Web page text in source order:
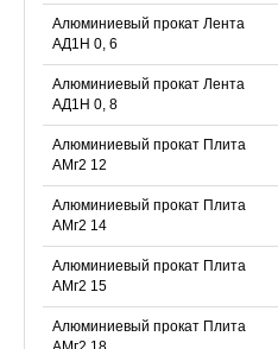
Алюминиевый прокат Лента
АД1Н 0, 6
Алюминиевый прокат Лента
АД1Н 0, 8
Алюминиевый прокат Плита
АМг2 12
Алюминиевый прокат Плита
АМг2 14
Алюминиевый прокат Плита
АМг2 15
Алюминиевый прокат Плита